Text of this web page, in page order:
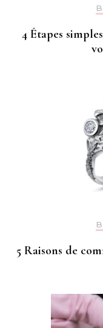
4 Étapes
5 Raisons de